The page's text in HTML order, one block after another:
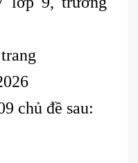
chủ đề sau: